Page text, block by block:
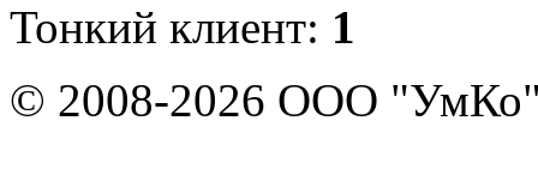
Тонкий клиент: 1
© 2008-2026 ООО